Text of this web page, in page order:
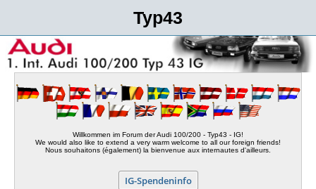
Typ43
Willkommen im Forum der Audi 100/200 - Typ43 - IG!
We would also like to extend a very warm welcome to all our foreign friends!
Nous souhaitons (également) la bienvenue aux internautes d'ailleurs.
IG-Spendeninfo